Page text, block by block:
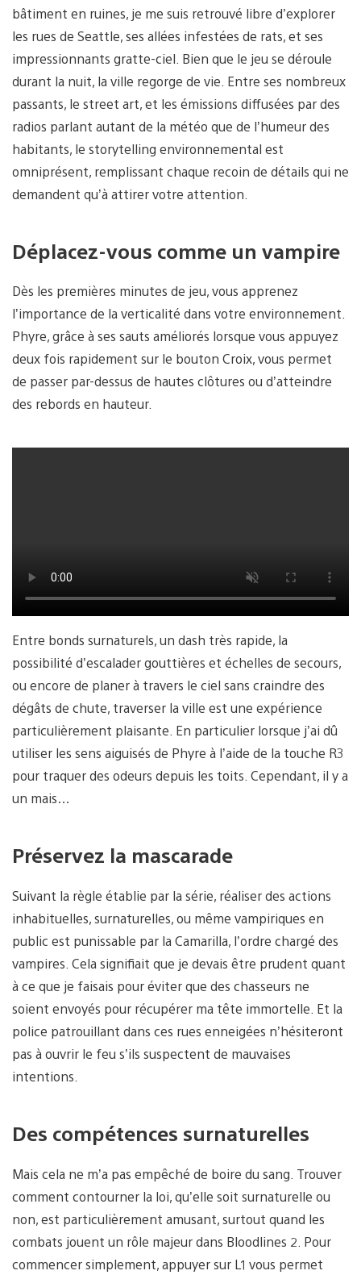
bâtiment en ruines, je me suis retrouvé libre d’explorer
les rues de Seattle, ses allées infestées de rats, et ses
impressionnants gratte-ciel. Bien que le jeu se déroule
durant la nuit, la ville regorge de vie. Entre ses nombreux
passants, le street art, et les émissions diffusées par des
radios parlant autant de la météo que de l’humeur des
habitants, le storytelling environnemental est
omniprésent, remplissant chaque recoin de détails qui ne
demandent qu’à attirer votre attention.
Déplacez-vous comme un vampire
Dès les premières minutes de jeu, vous apprenez
l’importance de la verticalité dans votre environnement.
Phyre, grâce à ses sauts améliorés lorsque vous appuyez
deux fois rapidement sur le bouton Croix, vous permet
de passer par-dessus de hautes clôtures ou d’atteindre
des rebords en hauteur.
Entre bonds surnaturels, un dash très rapide, la
possibilité d’escalader gouttières et échelles de secours,
ou encore de planer à travers le ciel sans craindre des
dégâts de chute, traverser la ville est une expérience
particulièrement plaisante. En particulier lorsque j’ai dû
utiliser les sens aiguisés de Phyre à l’aide de la touche R3
pour traquer des odeurs depuis les toits. Cependant, il y a
un mais…
Préservez la mascarade
Suivant la règle établie par la série, réaliser des actions
inhabituelles, surnaturelles, ou même vampiriques en
public est punissable par la Camarilla, l’ordre chargé des
vampires. Cela signifiait que je devais être prudent quant
à ce que je faisais pour éviter que des chasseurs ne
soient envoyés pour récupérer ma tête immortelle. Et la
police patrouillant dans ces rues enneigées n’hésiteront
pas à ouvrir le feu s’ils suspectent de mauvaises
intentions.
Des compétences surnaturelles
Mais cela ne m’a pas empêché de boire du sang. Trouver
comment contourner la loi, qu’elle soit surnaturelle ou
non, est particulièrement amusant, surtout quand les
combats jouent un rôle majeur dans Bloodlines 2. Pour
commencer simplement, appuyer sur L1 vous permet